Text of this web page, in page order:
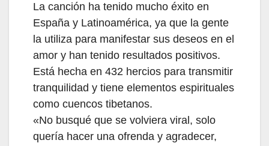
La canción ha tenido mucho éxito en
España y Latinoamérica, ya que la gente
la utiliza para manifestar sus deseos en el
amor y han tenido resultados positivos.
Está hecha en 432 hercios para transmitir
tranquilidad y tiene elementos espirituales
como cuencos tibetanos.
«No busqué que se volviera viral, solo
quería hacer una ofrenda y agradecer,